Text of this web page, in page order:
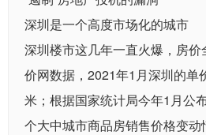
深圳是一个高度市场化的城市
深圳楼市这几年一直火爆，房
价网数据，2021年1月深圳的单
米；根据国家统计局今年1月公
个大中城市商品房销售价格变动